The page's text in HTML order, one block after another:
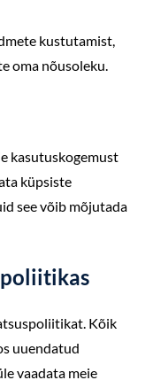
kustutamist,
oma nõusoleku.
kasutuskogemust
küpsiste
see võib mõjutada
Kõik
uuendatud
vaadata meie